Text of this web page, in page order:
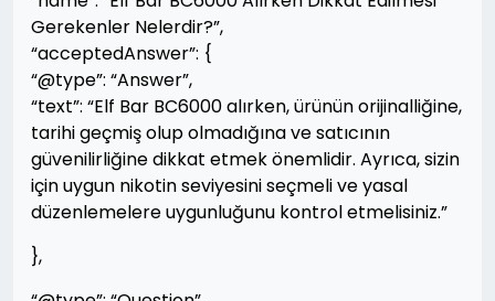
Gerekenler Nelerdir?”,
“acceptedAnswer”: {
“@type”: “Answer”,
“text”: “Elf Bar BC6000 alırken, ürünün orijinalliğine,
tarihi geçmiş olup olmadığına ve satıcının
güvenilirliğine dikkat etmek önemlidir. Ayrıca, sizin
için uygun nikotin seviyesini seçmeli ve yasal
düzenlemelere uygunluğunu kontrol etmelisiniz.”
},